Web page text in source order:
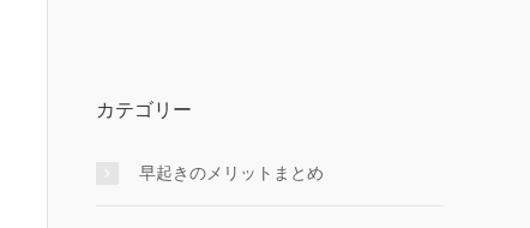
カテゴリー
早起きのメリットまとめ